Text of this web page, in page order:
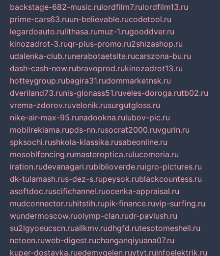
backstage-682-music.rulordfilm7.rulordfilm13.ru
prime-cars63.ruun-believable.rucodetool.ru
legardoauto.rulithasa.rumuz-1.rugooddver.ru
kinozadrot-3.ruqr-plus-promo.ru2shizashop.ru
udalenka-club.runerabotaetsite.rucarszona-bu.ru
dash-cash-now.rubravoprod.rukinozadrot13.ru
hotteygroup.rubagira31.rudommarketnsk.ru
dveriland73.runis-glonass51.ruveles-doroga.rutb02.ru
vrema-zdorov.ruvelonik.rusurgutgloss.ru
nike-air-max-95.runadookna.rulubov-pic.ru
mobilreklama.rupds-nn.rusocrat2000.ruvgurin.ru
spksochi.rushkola-klassika.rusabeonline.ru
mosoblfencing.rumasteroptica.rulucomoria.ru
iration.rudevanagari.rubiblioverde.ruigro-pictures.ru
dk-tulamash.rus-dez-s.rupeysok.rublackcountess.ru
asoftdoc.ruscifichannel.ruocenka-appraisal.ru
mudconnector.ruhitstih.rupik-finance.ruvip-surfing.ru
wundermoscow.ruolymp-clan.rudr-pavlush.ru
su2lgyoeucscn.ruallkmv.rudhgfd.rutesotomeshell.ru
netoen.ruweb-digest.ruchanganqiyuana07.ru
kuper-dostavka.ruedemvgelen.ruytyt.ruinfoelektrik.ru